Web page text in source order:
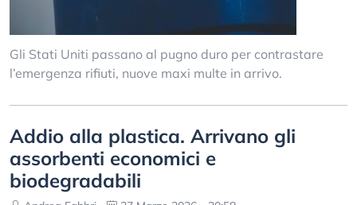
Gli Stati Uniti passano al pugno duro per contrastare
l’emergenza rifiuti, nuove maxi multe in arrivo.
Addio alla plastica. Arrivano gli
assorbenti economici e
biodegradabili